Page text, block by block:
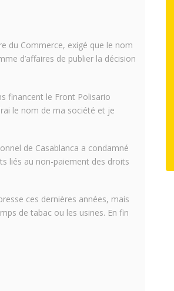
du Commerce, exigé que le nom
d’affaires de publier la décision
financent le Front Polisario
le nom de ma société et je
de Casablanca a condamné
liés au non-paiement des droits
ces dernières années, mais
de tabac ou les usines. En fin